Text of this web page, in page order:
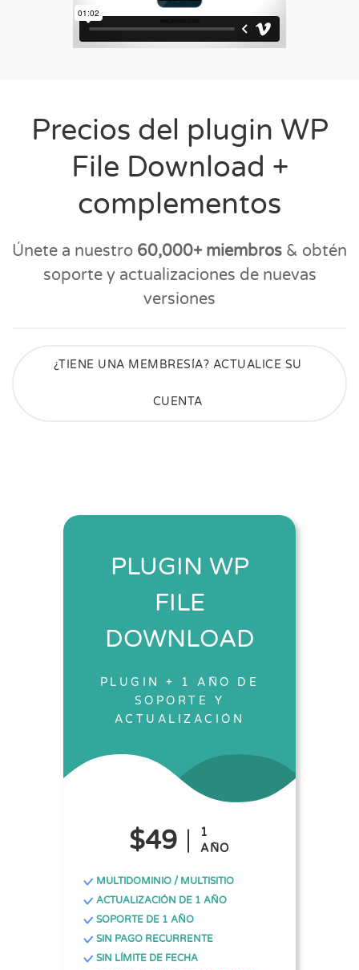
Precios del plugin WP
File Download +
complementos
Únete a nuestro 60,000+ miembros & obtén
soporte y actualizaciones de nuevas
versiones
¿TIENE UNA MEMBRESÍA? ACTUALICE SU
CUENTA
PLUGIN WP
FILE
DOWNLOAD
PLUGIN + 1 AÑO DE
SOPORTE Y
ACTUALIZACIÓN
$49
1
AÑO
MULTIDOMINIO / MULTISITIO
ACTUALIZACIÓN DE 1 AÑO
SOPORTE DE 1 AÑO
SIN PAGO RECURRENTE
SIN LÍMITE DE FECHA